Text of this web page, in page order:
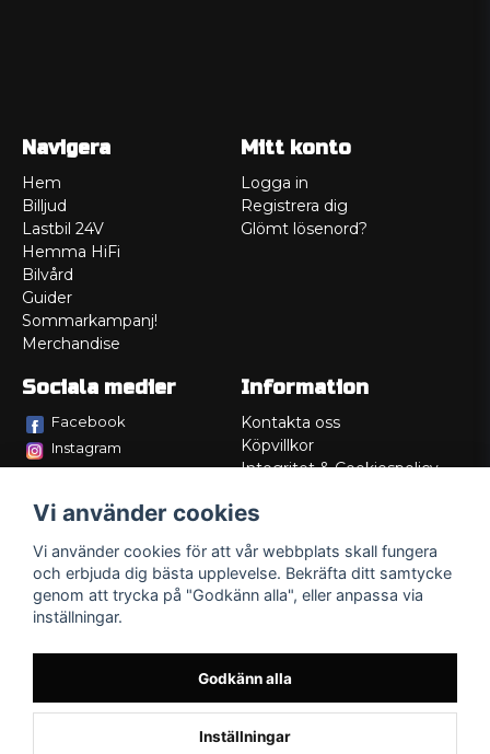
Navigera
Hem
Billjud
Lastbil 24V
Hemma HiFi
Bilvård
Guider
Sommarkampanj!
Merchandise
Mitt konto
Logga in
Registrera dig
Glömt lösenord?
Sociala medier
Facebook
Instagram
Information
Kontakta oss
Köpvillkor
Integritet & Cookiespolicy
Service/Garanti
Lådritning
Om oss
Vi använder cookies
Vi använder cookies för att vår webbplats skall fungera
och erbjuda dig bästa upplevelse. Bekräfta ditt samtycke
genom att trycka på "Godkänn alla", eller anpassa via
inställningar.
Godkänn alla
Inställningar